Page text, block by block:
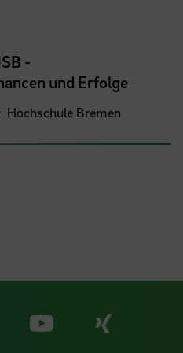
-
und Erfolge
Hochschule Bremen
unserer Facebook
Zu